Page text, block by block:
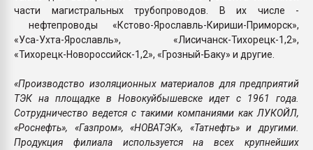
части магистральных трубопроводов. В их числе -
нефтепроводы «Кстово-Ярославль-Кириши-Приморск»,
«Уса-Ухта-Ярославль», «Лисичанск-Тихорецк-1,2»,
«Тихорецк-Новороссийск-1,2», «Грозный-Баку» и другие.
«Производство изоляционных материалов для предприятий
ТЭК на площадке в Новокуйбышевске идет с 1961 года.
Сотрудничество ведется с такими компаниями как ЛУКОЙЛ,
«Роснефть», «Газпром», «НОВАТЭК», «Татнефть» и другими.
Продукция филиала используется на всех крупнейших